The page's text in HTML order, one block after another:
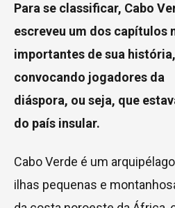
Para se classificar, Cabo
escreveu um dos capítulos
importantes de sua história,
convocando jogadores da
diáspora, ou seja, que
do país insular.
Cabo Verde é um
ilhas pequenas e